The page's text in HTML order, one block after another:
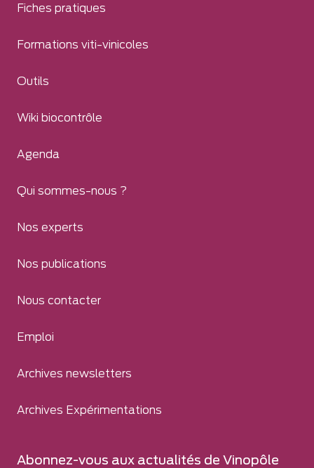
Fiches pratiques
Formations viti-vinicoles
Outils
Wiki biocontrôle
Agenda
Qui sommes-nous ?
Nos experts
Nos publications
Nous contacter
Emploi
Archives newsletters
Archives Expérimentations
Abonnez-vous aux actualités de Vinopôle